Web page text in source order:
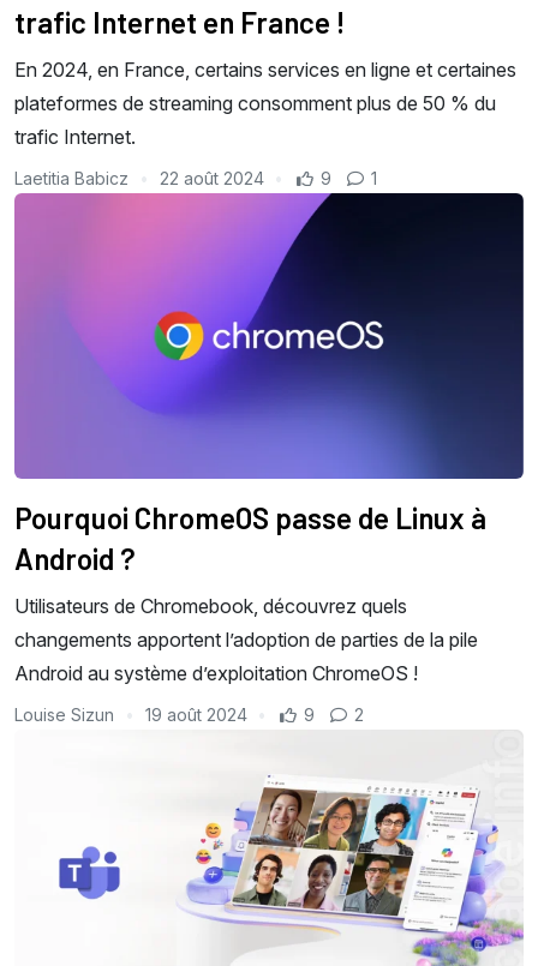
trafic Internet en France !
En 2024, en France, certains services en ligne et certaines
plateformes de streaming consomment plus de 50 % du
trafic Internet.
Laetitia Babicz 22 août 2024 9 1
Pourquoi ChromeOS passe de Linux à
Android ?
Utilisateurs de Chromebook, découvrez quels
changements apportent l’adoption de parties de la pile
Android au système d’exploitation ChromeOS !
Louise Sizun 19 août 2024 9 2